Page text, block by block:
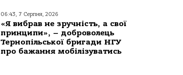
06:43, 7 Серпня, 2026
«Я вибрав не зручність, а свої
принципи», – доброволець
Тернопільської бригади НГУ
про бажання мобілізуватись